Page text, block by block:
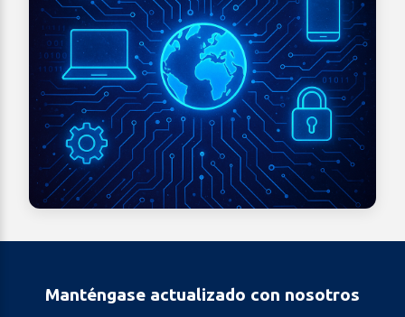
Manténgase actualizado con nosotros